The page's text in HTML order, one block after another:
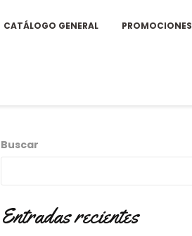
CATÁLOGO GENERAL PROMOCIONES
Buscar
Entradas recientes